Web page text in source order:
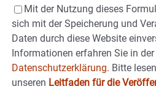
Mit der Nutzung dieses
sich mit der Speicherung und
Daten durch diese Website
Informationen erfahren Sie in der
Datenschutzerklärung. Bitte
unseren Leitfaden für die